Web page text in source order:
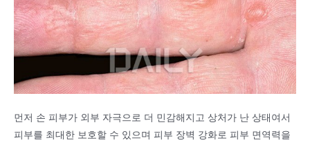
먼저 손 피부가 외부 자극으로 더 민감해지고 상처가 난 상태여서
피부를 최대한 보호할 수 있으며 피부 장벽 강화로 피부 면역력을